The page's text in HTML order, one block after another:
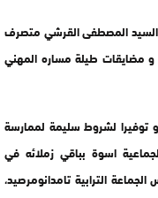
المصطفى القرشي متصرف
مضايقات طيلة مساره المهني
لشروط سليمة لممارسة
اسوة بباقي زملائه في
الترابية تامدانومرصيد،